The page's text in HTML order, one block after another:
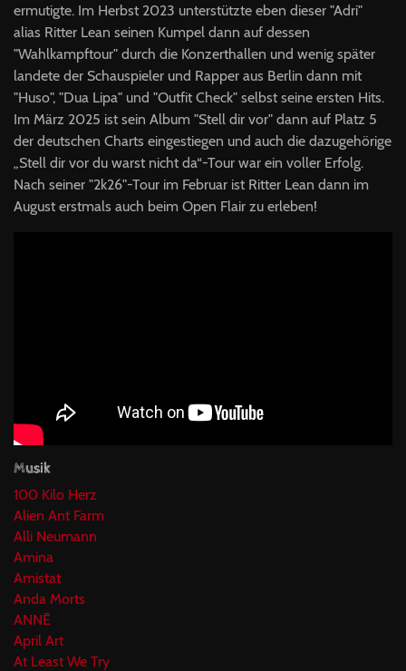
ermutigte. Im Herbst 2023 unterstützte eben dieser "Adri"
alias Ritter Lean seinen Kumpel dann auf dessen
"Wahlkampftour" durch die Konzerthallen und wenig später
landete der Schauspieler und Rapper aus Berlin dann mit
"Huso", "Dua Lipa" und "Outfit Check" selbst seine ersten Hits.
Im März 2025 ist sein Album "Stell dir vor" dann auf Platz 5
der deutschen Charts eingestiegen und auch die dazugehörige
„Stell dir vor du warst nicht da“-Tour war ein voller Erfolg.
Nach seiner "2k26"-Tour im Februar ist Ritter Lean dann im
August erstmals auch beim Open Flair zu erleben!
Musik
100 Kilo Herz
Alien Ant Farm
Alli Neumann
Amina
Amistat
Anda Morts
ANNĒ
April Art
At Least We Try